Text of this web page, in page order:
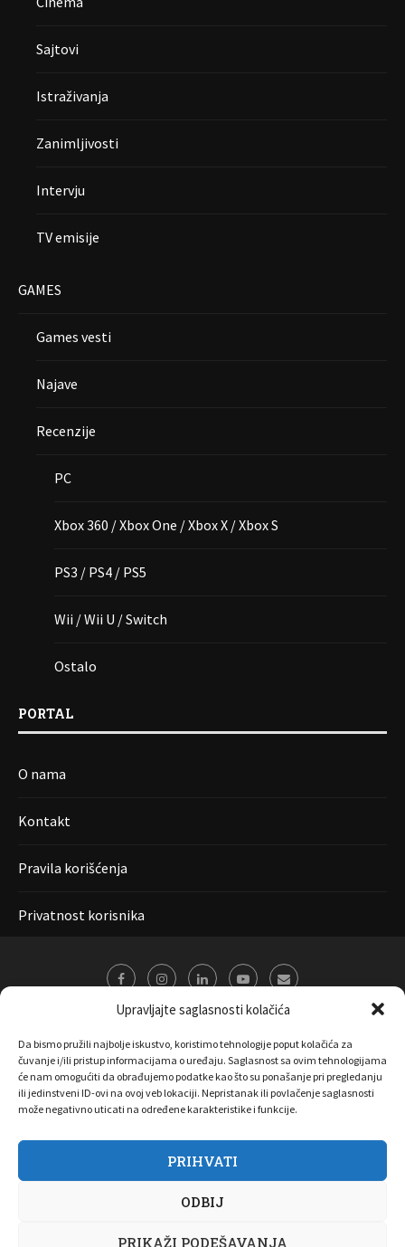
Upravljajte saglasnosti kolačića
Da bismo pružili najbolje iskustvo, koristimo tehnologije poput kolačića za
čuvanje i/ili pristup informacijama o uređaju. Saglasnost sa ovim tehnologijama
će nam omogućiti da obrađujemo podatke kao što su ponašanje pri pregledanju
ili jedinstveni ID-ovi na ovoj veb lokaciji. Nepristanak ili povlačenje saglasnosti
može negativno uticati na određene karakteristike i funkcije.
PRIHVATI
ODBIJ
PRIKAŽI PODEŠAVANJA
Sajtovi
Istraživanja
Zanimljivosti
Intervju
TV emisije
GAMES
Games vesti
Najave
Recenzije
PC
Xbox 360 / Xbox One / Xbox X / Xbox S
PS3 / PS4 / PS5
Wii / Wii U / Switch
Ostalo
PORTAL
O nama
Kontakt
Pravila korišćenja
Privatnost korisnika
O nama Marketing Kontakt FAQ
Privatnost korisnika
Pravila korišćenja